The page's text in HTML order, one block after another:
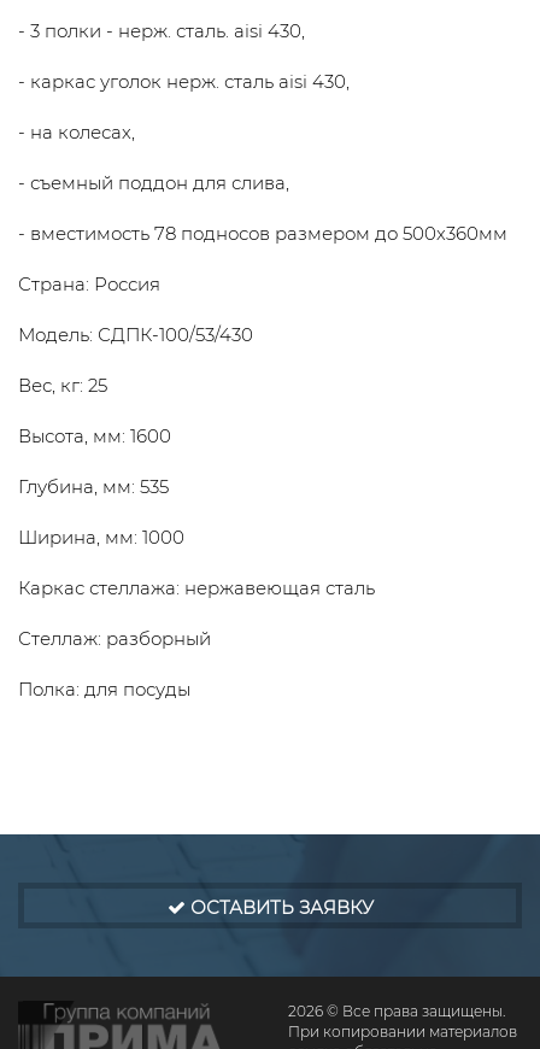
- 3 полки - нерж. сталь. aisi 430,
- каркас уголок нерж. сталь aisi 430,
- на колесах,
- съемный поддон для слива,
- вместимость 78 подносов размером до 500х360мм
Страна: Россия
Модель: СДПК-100/53/430
Вес, кг: 25
Высота, мм: 1600
Глубина, мм: 535
Ширина, мм: 1000
Каркас стеллажа: нержавеющая сталь
Стеллаж: разборный
Полка: для посуды
ОСТАВИТЬ ЗАЯВКУ
2026 © Все права защищены.
При копировании материалов